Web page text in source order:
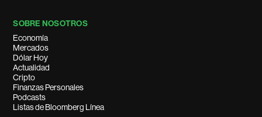
SOBRE NOSOTROS
Economía
Mercados
Dólar Hoy
Actualidad
Cripto
Finanzas Personales
Podcasts
Listas de Bloomberg Línea